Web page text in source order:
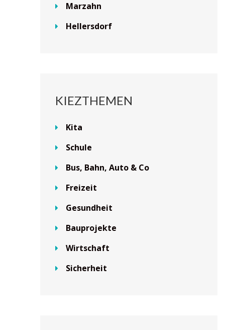
Marzahn
Hellersdorf
KIEZTHEMEN
Kita
Schule
Bus, Bahn, Auto & Co
Freizeit
Gesundheit
Bauprojekte
Wirtschaft
Sicherheit